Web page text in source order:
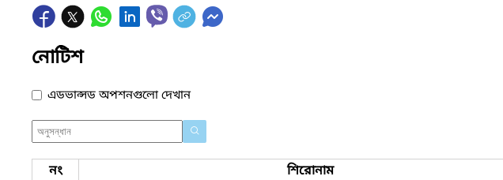
নোটিশ
এডভান্সড অপশনগুলো দেখান
নং শিরোনাম